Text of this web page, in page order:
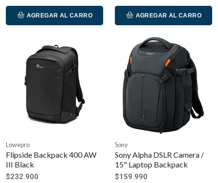
AGREGAR AL CARRO AGREGAR AL CARRO
Lowepro
Flipside Backpack 400 AW
III Black
$232.900
Sony
Sony Alpha DSLR Camera /
15" Laptop Backpack
$159.990